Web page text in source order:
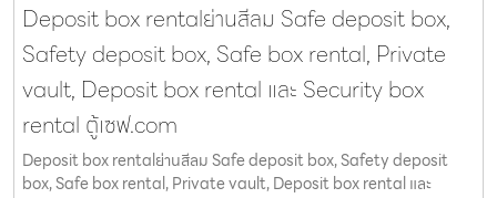
Deposit box rentalย่านสีลม Safe deposit box,
Safety deposit box, Safe box rental, Private
vault, Deposit box rental และ Security box
rental ตู้เซฟ.com
Deposit box rentalย่านสีลม Safe deposit box, Safety deposit
box, Safe box rental, Private vault, Deposit box rental และ